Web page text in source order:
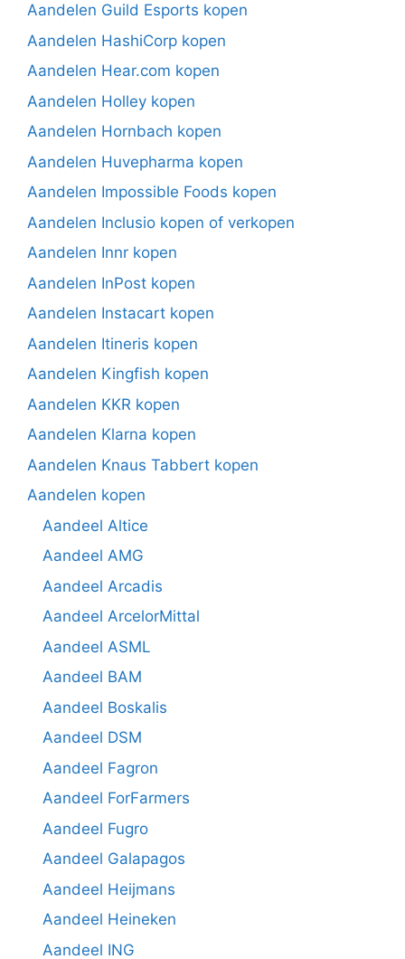
Aandelen Guild Esports kopen
Aandelen HashiCorp kopen
Aandelen Hear.com kopen
Aandelen Holley kopen
Aandelen Hornbach kopen
Aandelen Huvepharma kopen
Aandelen Impossible Foods kopen
Aandelen Inclusio kopen of verkopen
Aandelen Innr kopen
Aandelen InPost kopen
Aandelen Instacart kopen
Aandelen Itineris kopen
Aandelen Kingfish kopen
Aandelen KKR kopen
Aandelen Klarna kopen
Aandelen Knaus Tabbert kopen
Aandelen kopen
Aandeel Altice
Aandeel AMG
Aandeel Arcadis
Aandeel ArcelorMittal
Aandeel ASML
Aandeel BAM
Aandeel Boskalis
Aandeel DSM
Aandeel Fagron
Aandeel ForFarmers
Aandeel Fugro
Aandeel Galapagos
Aandeel Heijmans
Aandeel Heineken
Aandeel ING